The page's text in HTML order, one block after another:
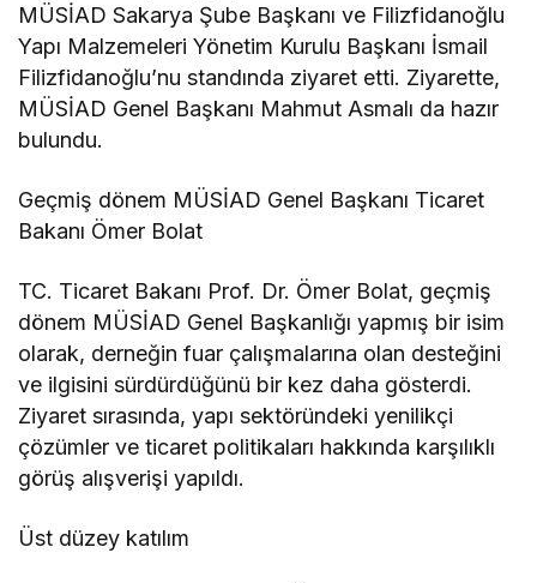
MÜSİAD Sakarya Şube Başkanı ve Filizfidanoğlu
Yapı Malzemeleri Yönetim Kurulu Başkanı İsmail
Filizfidanoğlu’nu standında ziyaret etti. Ziyarette,
MÜSİAD Genel Başkanı Mahmut Asmalı da hazır
bulundu.
Geçmiş dönem MÜSİAD Genel Başkanı Ticaret
Bakanı Ömer Bolat
TC. Ticaret Bakanı Prof. Dr. Ömer Bolat, geçmiş
dönem MÜSİAD Genel Başkanlığı yapmış bir isim
olarak, derneğin fuar çalışmalarına olan desteğini
ve ilgisini sürdürdüğünü bir kez daha gösterdi.
Ziyaret sırasında, yapı sektöründeki yenilikçi
çözümler ve ticaret politikaları hakkında karşılıklı
görüş alışverişi yapıldı.
Üst düzey katılım